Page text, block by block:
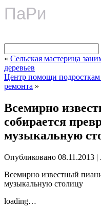
ПаРи
« Сельская мастерица
деревьев
Центр помощи подросткам
ремонта »
Всемирно
собирается
музыкальную
Опубликовано 08.11.2013 |
Всемирно известный
музыкальную столицу
loading…